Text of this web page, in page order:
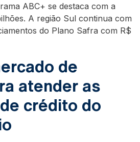
ABC+ se destaca com a
A região Sul continua com
do Plano Safra com R$
de
atender as
crédito do